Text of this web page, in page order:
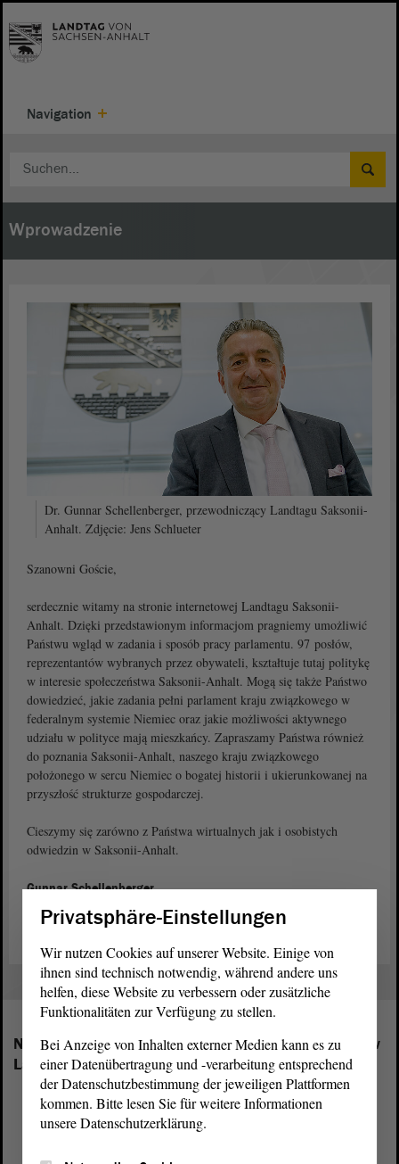
Navigation
Wprowadzenie
Dr. Gunnar Schellenberger, przewodniczący Landtagu Saksonii-
Anhalt. Zdjęcie: Jens Schlueter
Szanowni Goście,
serdecznie witamy na stronie internetowej Landtagu Saksonii-
Anhalt. Dzięki przedstawionym informacjom pragniemy umożliwić
Państwu wgląd w zadania i sposób pracy parlamentu. 97 posłów,
reprezentantów wybranych przez obywateli, kształtuje tutaj politykę
w interesie społeczeństwa Saksonii-Anhalt. Mogą się także Państwo
dowiedzieć, jakie zadania pełni parlament kraju związkowego w
federalnym systemie Niemiec oraz jakie możliwości aktywnego
udziału w polityce mają mieszkańcy. Zapraszamy Państwa również
do poznania Saksonii-Anhalt, naszego kraju związkowego
położonego w sercu Niemiec o bogatej historii i ukierunkowanej na
przyszłość strukturze gospodarczej.
Cieszymy się zarówno z Państwa wirtualnych jak i osobistych
odwiedzin w Saksonii-Anhalt.
Gunnar Schellenberger
przewodniczący Landtagu Saksonii-Anhalt
Następujące frakcje mają swoich przedstawicieli w
Landtagu Saksonii-Anhalt:
Privatsphäre-Einstellungen
Wir nutzen Cookies auf unserer Website. Einige von
ihnen sind technisch notwendig, während andere uns
helfen, diese Website zu verbessern oder zusätzliche
Funktionalitäten zur Verfügung zu stellen.
Bei Anzeige von Inhalten externer Medien kann es zu
einer Datenübertragung und -verarbeitung entsprechend
der Datenschutzbestimmung der jeweiligen Plattformen
kommen. Bitte lesen Sie für weitere Informationen
unsere Datenschutzerklärung.